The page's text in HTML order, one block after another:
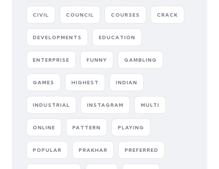
CIVIL COUNCIL COURSES CRACK
DEVELOPMENTS EDUCATION
ENTERPRISE FUNNY GAMBLING
GAMES HIGHEST INDIAN
INDUSTRIAL INSTAGRAM MULTI
ONLINE PATTERN PLAYING
POPULAR PRAKHAR PREFERRED